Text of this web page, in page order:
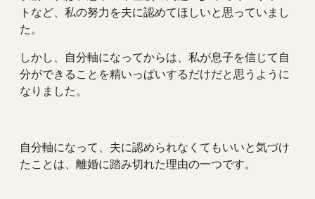
トなど、私の努力を夫に認めてほしいと思っていまし
た。
しかし、自分軸になってからは、私が息子を信じて自
分ができることを精いっぱいするだけだと思うように
なりました。
自分軸になって、夫に認められなくてもいいと気づけ
たことは、離婚に踏み切れた理由の一つです。